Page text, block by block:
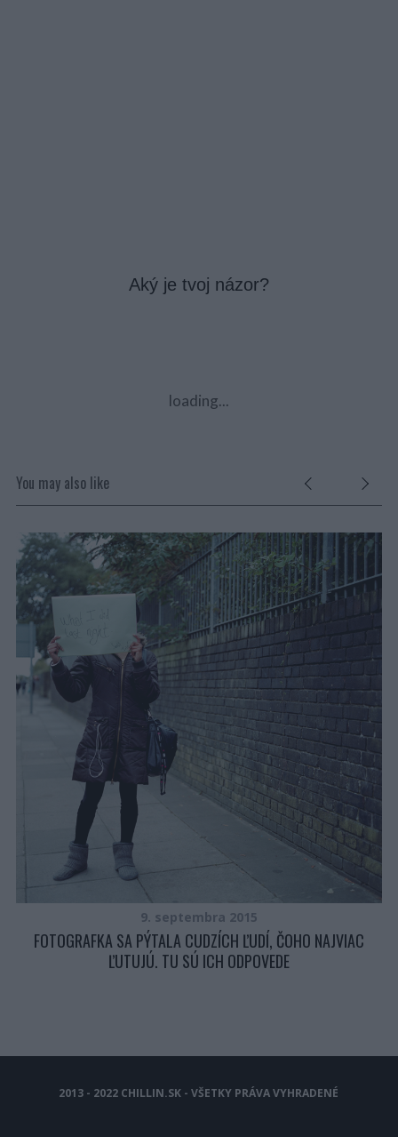
Aký je tvoj názor?
loading...
You may also like
9. septembra 2015
FOTOGRAFKA SA PÝTALA CUDZÍCH ĽUDÍ, ČOHO NAJVIAC
ĽUTUJÚ. TU SÚ ICH ODPOVEDE
2013 - 2022 CHILLIN.SK - VŠETKY PRÁVA VYHRADENÉ